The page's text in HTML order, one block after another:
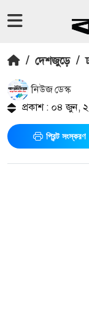
/ দেশজুড়ে /
নিউজ ডেস্ক
প্রকাশ : ০৪ জুন,
প্রিন্ট সংস্করণ